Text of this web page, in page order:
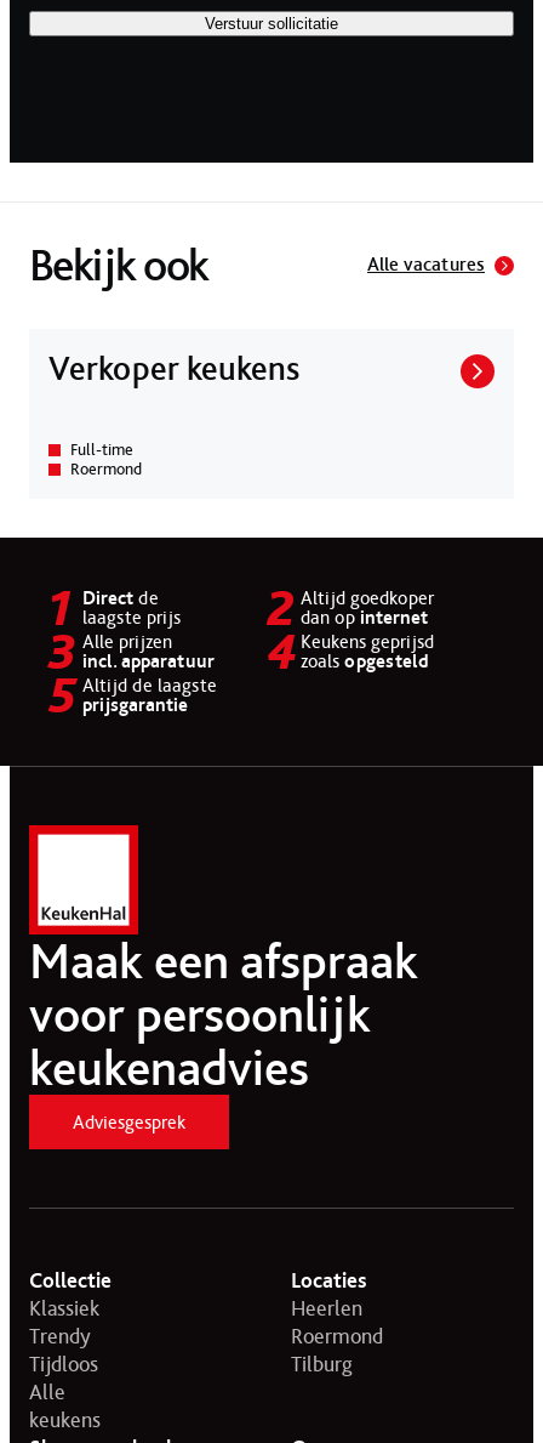
Verstuur sollicitatie
Bekijk ook Alle vacatures
Verkoper keukens
Full-time
Roermond
Direct de
laagste prijs
Altijd goedkoper
dan opinternet
Alle prijzen
incl. apparatuur
Keukens geprijsd
zoals opgesteld
Altijd de laagste
prijsgarantie
Maak een afspraak
voor persoonlijk
keukenadvies
Adviesgesprek
Collectie
Klassiek
Trendy
Tijdloos
Alle
keukens
Locaties
Heerlen
Roermond
Tilburg